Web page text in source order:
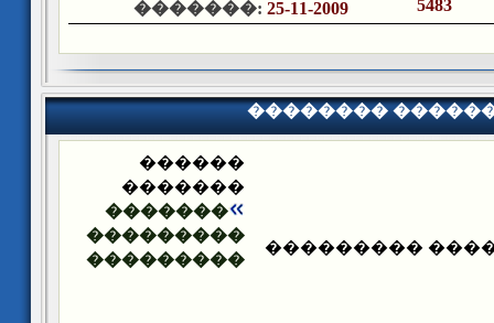
�������: 25-11-2009
5483
��������
��������
������
�������
�������
���������
���������